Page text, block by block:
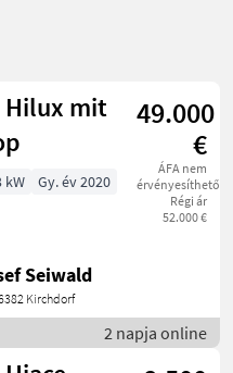
Szűrők
Hilux mit
49.000
€
ÁFA nem
érvényesíthető
Régi ár
52.000 €
kW Gy. év 2020
Seiwald
Kirchdorf
/
2 napja online